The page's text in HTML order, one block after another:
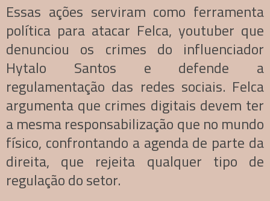
Essas ações serviram como ferramenta
política para atacar Felca, youtuber que
denunciou os crimes do influenciador
Hytalo Santos e defende a
regulamentação das redes sociais. Felca
argumenta que crimes digitais devem ter
a mesma responsabilização que no mundo
físico, confrontando a agenda de parte da
direita, que rejeita qualquer tipo de
regulação do setor.